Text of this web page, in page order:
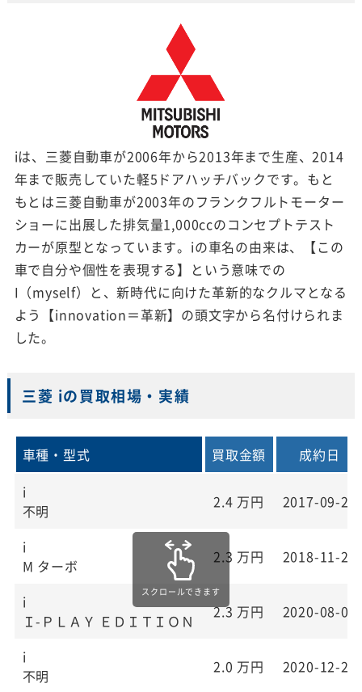
iは、三菱自動車が2006年から2013年まで生産、2014
年まで販売していた軽5ドアハッチバックです。もと
もとは三菱自動車が2003年のフランクフルトモーター
ショーに出展した排気量1,000ccのコンセプトテスト
カーが原型となっています。iの車名の由来は、【この
車で自分や個性を表現する】という意味での
I（myself）と、新時代に向けた革新的なクルマとなる
よう【innovation＝革新】の頭文字から名付けられま
した。
三菱 iの買取相場・実績
車種・型式 買取金額
成約日
i
不明
2.4 万円 2017-09-26
i
M ターボ
2.3 万円 2018-11-24
i
Ｉ-ＰＬＡＹ ＥＤＩＴＩＯＮ
2.3 万円 2020-08-07
i
不明
2.0 万円 2020-12-24